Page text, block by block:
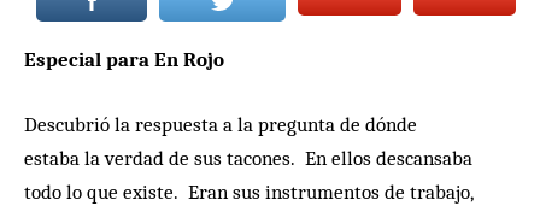
Especial para En Rojo
Descubrió la respuesta a la pregunta de dónde
estaba la verdad de sus tacones. En ellos descansaba
todo lo que existe. Eran sus instrumentos de trabajo,